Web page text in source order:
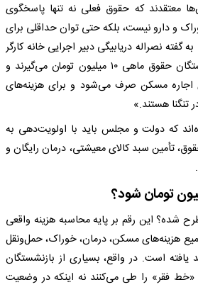
معتقدند که حقوق فعلی نه تنها پاسخگوی
و دارو نیست، بلکه حتی توان حداقلی برای
گفته نصراله دریابیگی دبیر اجرایی خانه کارگر
مازندران:«بسیاری از بازنشستگان حقوق ماهی ۱۰ میلیون تومان می‌گیرند و
مسکن صرف می‌شود و برای هزینه‌های
تنگنا هستند.»
که دولت و مجلس باید با اولویت‌دهی به
تأمین سبد کالای معیشتی، درمان رایگان و
مطرح شده؟ این رقم بر پایه محاسبه هزینه واقعی
هزینه‌های مسکن، درمان، خوراک، حمل‌ونقل
یافته است. در واقع، بسیاری از بازنشستگان
تومان «خط فقر» را طی می‌کنند نه اینکه در وضعیت